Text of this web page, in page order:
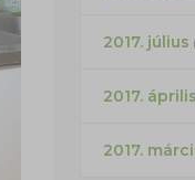
2017. július
2017. április
2017.